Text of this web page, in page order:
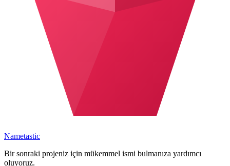
Nametastic
Bir sonraki projeniz için mükemmel ismi bulmanıza yardımcı
oluyoruz.